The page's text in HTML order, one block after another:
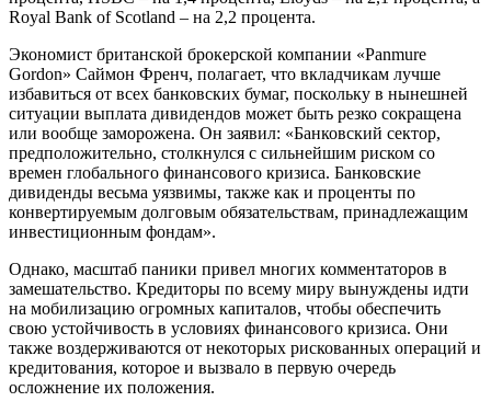
Royal Bank of Scotland – на 2,2 процента.
Экономист британской брокерской компании «Panmure
Gordon» Саймон Френч, полагает, что вкладчикам лучше
избавиться от всех банковских бумаг, поскольку в нынешней
ситуации выплата дивидендов может быть резко сокращена
или вообще заморожена. Он заявил: «Банковский сектор,
предположительно, столкнулся с сильнейшим риском со
времен глобального финансового кризиса. Банковские
дивиденды весьма уязвимы, также как и проценты по
конвертируемым долговым обязательствам, принадлежащим
инвестиционным фондам».
Однако, масштаб паники привел многих комментаторов в
замешательство. Кредиторы по всему миру вынуждены идти
на мобилизацию огромных капиталов, чтобы обеспечить
свою устойчивость в условиях финансового кризиса. Они
также воздерживаются от некоторых рискованных операций и
кредитования, которое и вызвало в первую очередь
осложнение их положения.